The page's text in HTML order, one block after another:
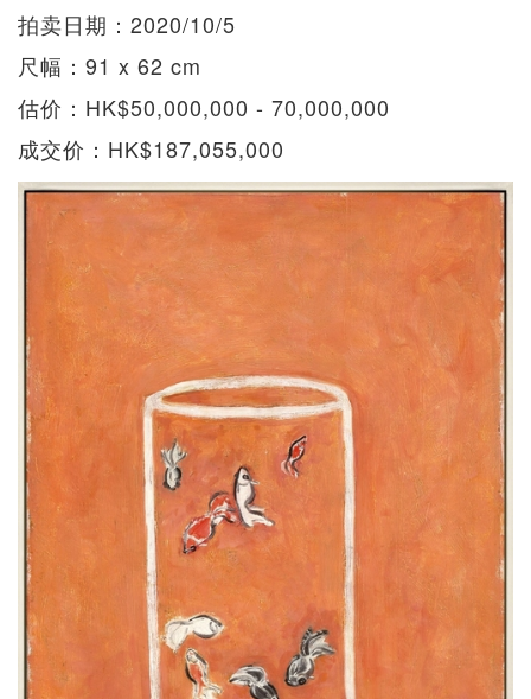
拍卖日期：2020/10/5
尺幅：91 x 62 cm
估价：HK$50,000,000 - 70,000,000
成交价：HK$187,055,000